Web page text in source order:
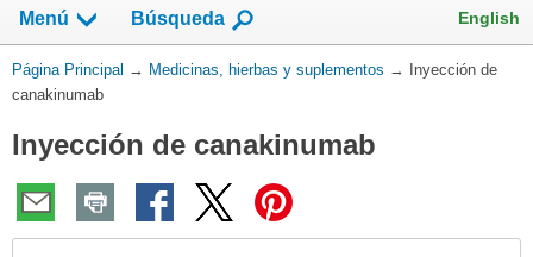
Menú
Mostrar
campo
de
Búsqueda English
Usted
está
Página Principal → Medicinas, hierbas y suplementos → Inyección de
canakinumab
Inyección de canakinumab